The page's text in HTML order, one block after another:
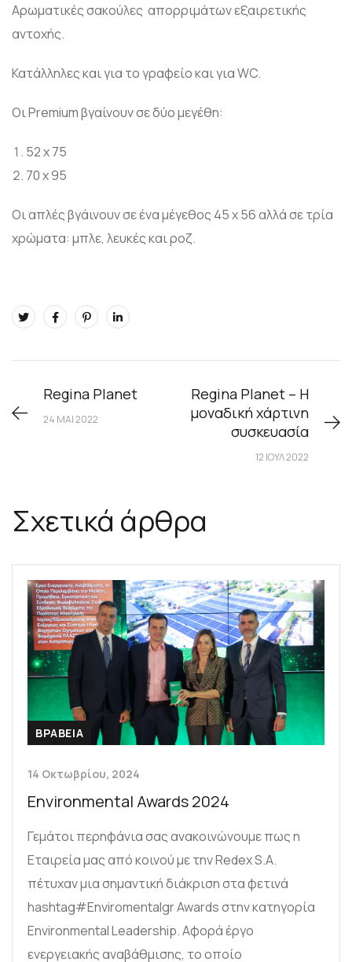
Αρωματικές σακούλες απορριμάτων εξαιρετικής
αντοχής.
Κατάλληλες και για το γραφείο και για WC.
Oι Premium βγαίνουν σε δύο μεγέθη:
52 x 75
70 x 95
Οι απλές βγάινουν σε ένα μέγεθος 45 x 56 αλλά σε τρία
χρώματα: μπλε, λευκές και ροζ.
Regina Planet
24 ΜΑΙ 2022
Regina Planet – Η
μοναδική χάρτινη
συσκευασία
12 ΙΟΥΛ 2022
Σχετικά άρθρα
ΒΡΑΒΕΙΑ
14 Οκτωβρίου, 2024
Environmental Awards 2024
Γεμάτοι περηφάνια σας ανακοινώνουμε πως η
Εταιρεία μας από κοινού με την Redex S.A.
πέτυχαν μια σημαντική διάκριση στα φετινά
hashtag#Enviromentalgr Awards στην κατηγορία
Environmental Leadership. Αφορά έργο
ενεργειακής αναβάθμισης, το οποίο